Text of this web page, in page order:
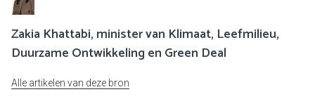
Zakia Khattabi, minister van Klimaat, Leefmilieu,
Duurzame Ontwikkeling en Green Deal
Alle artikelen van deze bron